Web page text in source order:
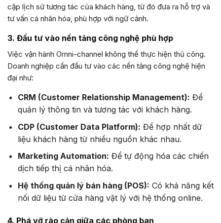
cập lịch sử tương tác của khách hàng, từ đó đưa ra hỗ trợ và
tư vấn cá nhân hóa, phù hợp với ngữ cảnh.
3. Đầu tư vào nền tảng công nghệ phù hợp
Việc vận hành Omni-channel không thể thực hiện thủ công.
Doanh nghiệp cần đầu tư vào các nền tảng công nghệ hiện
đại như:
CRM (Customer Relationship Management): Để
quản lý thông tin và tương tác với khách hàng.
CDP (Customer Data Platform): Để hợp nhất dữ
liệu khách hàng từ nhiều nguồn khác nhau.
Marketing Automation: Để tự động hóa các chiến
dịch tiếp thị cá nhân hóa.
Hệ thống quản lý bán hàng (POS): Có khả năng kết
nối dữ liệu từ cửa hàng vật lý với hệ thống online.
4. Phá vỡ rào cản giữa các phòng ban